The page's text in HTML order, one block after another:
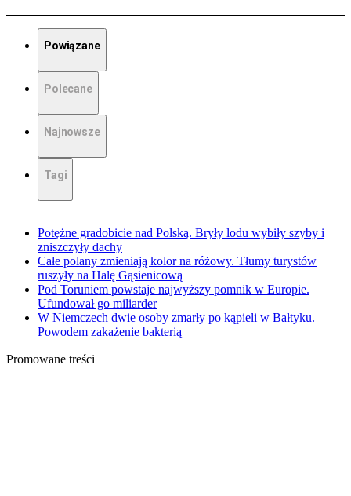
Powiązane
Polecane
Najnowsze
Tagi
Potężne gradobicie nad Polską. Bryły lodu wybiły szyby i
zniszczyły dachy
Całe polany zmieniają kolor na różowy. Tłumy turystów
ruszyły na Halę Gąsienicową
Pod Toruniem powstaje najwyższy pomnik w Europie.
Ufundował go miliarder
W Niemczech dwie osoby zmarły po kąpieli w Bałtyku.
Powodem zakażenie bakterią
Promowane treści